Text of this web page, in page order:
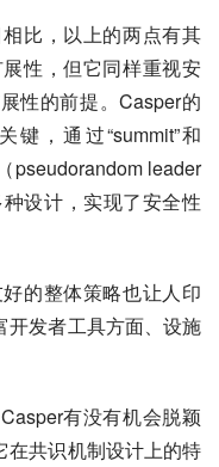
比，以上的两点有其
性，但它同样重视安
性的前提。Casper的
，通过“summit”和
pseudorandom leader
设计，实现了安全性
的整体策略也让人印
开发者工具方面、设施
有没有机会脱颖
在共识机制设计上的特